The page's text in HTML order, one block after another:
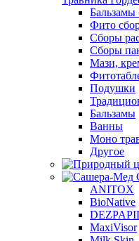
Фито
Сборы
Сборы
Мази,
Подушки
Бальзамы
Ванны
Моно
Другое
ANITOX
BioNative
MaxiVisor